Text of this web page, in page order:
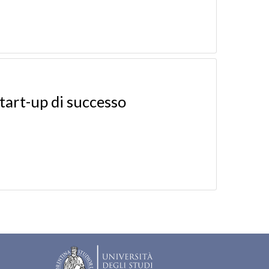
up di successo